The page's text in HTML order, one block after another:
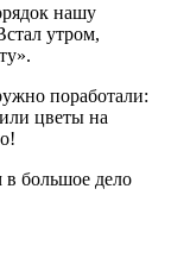
нашу
утром,
поработали:
цветы на
в большое дело